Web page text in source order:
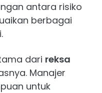
antara risiko
berbagai
dari reksa
Manajer
untuk